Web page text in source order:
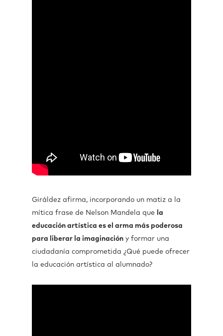
Giráldez afirma, incorporando un matiz a la
mítica frase de Nelson Mandela que
la
educación artística es el arma más poderosa
para liberar la imaginación y formar una
ciudadanía comprometida ¿Qué puede ofrecer
la educación artística al alumnado?